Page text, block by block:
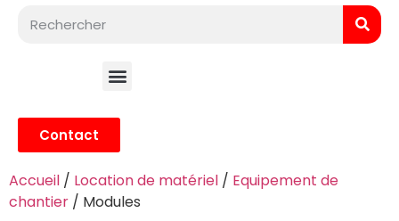
Contact
Accueil / Location de matériel / Equipement de
chantier / Modules